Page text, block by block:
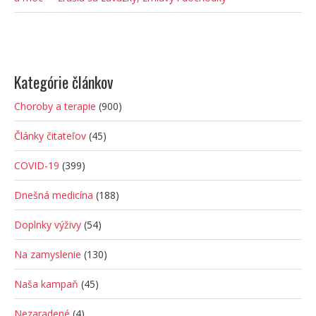
Kategórie článkov
Choroby a terapie (900)
Články čitateľov (45)
COVID-19 (399)
Dnešná medicína (188)
Doplnky výživy (54)
Na zamyslenie (130)
Naša kampaň (45)